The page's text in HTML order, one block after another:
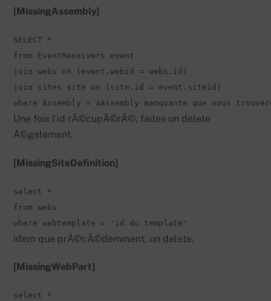
[MissingAssembly]
SELECT *
from EventReceivers event
join webs on (event.webid = webs.id)
join sites site on (site.id = event.siteid)
where Assembly = âAssembly manquante que vous
Une fois l’id rÃ©cupÃ©rÃ©, faites un delete
Ã©galement.
[MissingSiteDefinition]
select *
from webs
where webtemplate = 'id du template'
idem que prÃ©cÃ©demment, un delete.
[MissingWebPart]
select *